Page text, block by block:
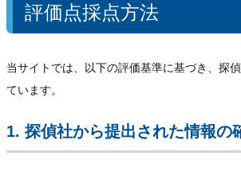
評価点採点方法
当サイトでは、以下の評価基準に基づき、探
ています。
1. 探偵社から提出された情報の